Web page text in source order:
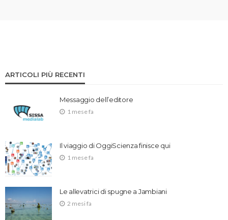
ARTICOLI PIÙ RECENTI
Messaggio dell’editore
1 mese fa
Il viaggio di OggiScienza finisce qui
1 mese fa
Le allevatrici di spugne a Jambiani
2 mesi fa